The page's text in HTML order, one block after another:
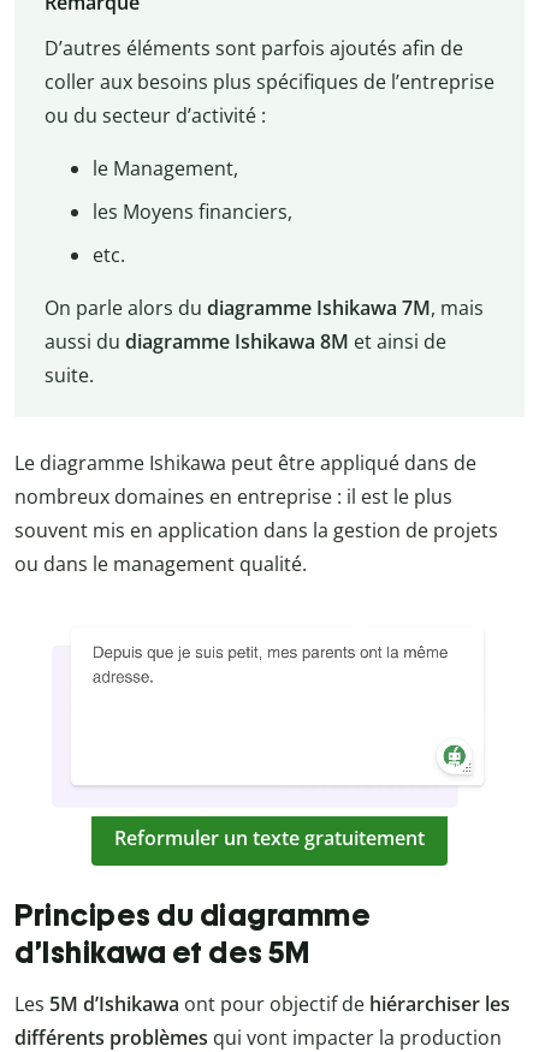
D’autres éléments sont parfois ajoutés afin de
coller aux besoins plus spécifiques de l’entreprise
ou du secteur d’activité :
le Management,
les Moyens financiers,
etc.
On parle alors du diagramme Ishikawa 7M, mais
aussi du diagramme Ishikawa 8M et ainsi de
suite.
Le diagramme Ishikawa peut être appliqué dans de
nombreux domaines en entreprise : il est le plus
souvent mis en application dans la gestion de projets
ou dans le management qualité.
Reformuler un texte gratuitement
Principes du diagramme
d’Ishikawa et des 5M
Les 5M d’Ishikawa ont pour objectif de hiérarchiser les
différents problèmes qui vont impacter la production